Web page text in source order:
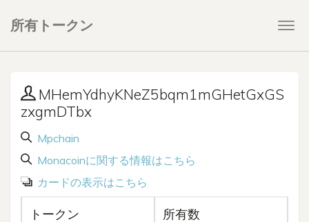
所有トークン
MHemYdhyKNeZ5bqm1mGHetGxGS
zxgmDTbx
Mpchain
Monacoinに関する情報はこちら
カードの表示はこちら
トークン 所有数